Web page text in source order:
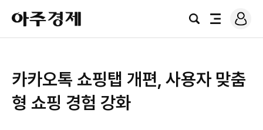
아
주
경
검
전
로
그
카카오톡 쇼핑탭 개편, 사용자 맞춤
형 쇼핑 경험 강화